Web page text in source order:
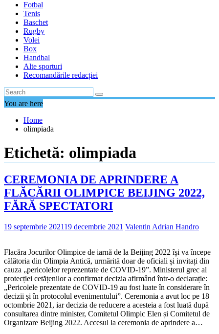
Fotbal
Tenis
Baschet
Rugby
Volei
Box
Handbal
Alte sporturi
Recomandările redacției
You are here
Home
olimpiada
Etichetă: olimpiada
CEREMONIA DE APRINDERE A
FLĂCĂRII OLIMPICE BEIJING 2022,
FĂRĂ SPECTATORI
19 septembrie 202119 decembrie 2021 Valentin Adrian Handro
Flacăra Jocurilor Olimpice de iarnă de la Beijing 2022 își va începe
călătoria din Olimpia Antică, urmărită doar de oficiali și invitați din
cauza „pericolelor reprezentate de COVID-19”. Ministerul grec al
protecției cetățenilor a confirmat decizia afirmând într-o declarație:
„Pericolele prezentate de COVID-19 au fost luate în considerare în
decizii și în protocolul evenimentului”. Ceremonia a avut loc pe 18
octombrie 2021, iar decizia de reducere a acesteia a fost luată după
consultarea dintre minister, Comitetul Olimpic Elen și Comitetul de
Organizare Beijing 2022. Accesul la ceremonia de aprindere a…